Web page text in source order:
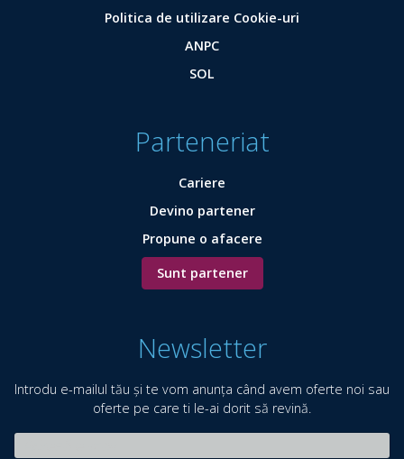
Politica de utilizare Cookie-uri
ANPC
SOL
Parteneriat
Cariere
Devino partener
Propune o afacere
Sunt partener
Newsletter
Introdu e-mailul tău și te vom anunța când avem oferte noi sau
oferte pe care ti le-ai dorit să revină.